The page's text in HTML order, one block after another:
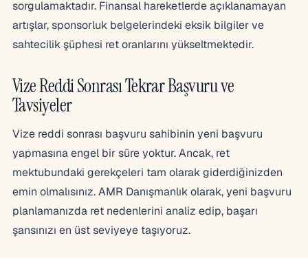
sorgulamaktadır. Finansal hareketlerde açıklanamayan
artışlar, sponsorluk belgelerindeki eksik bilgiler ve
sahtecilik şüphesi ret oranlarını yükseltmektedir.
Vize Reddi Sonrası Tekrar Başvuru ve
Tavsiyeler
Vize reddi sonrası başvuru sahibinin yeni başvuru
yapmasına engel bir süre yoktur. Ancak, ret
mektubundaki gerekçeleri tam olarak giderdiğinizden
emin olmalısınız. AMR Danışmanlık olarak, yeni başvuru
planlamanızda ret nedenlerini analiz edip, başarı
şansınızı en üst seviyeye taşıyoruz.